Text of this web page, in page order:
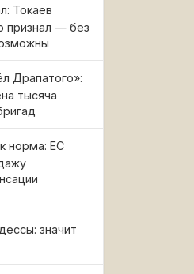
Токаев
признал — без
Драпатого»:
тысяча
норма: ЕС
значит